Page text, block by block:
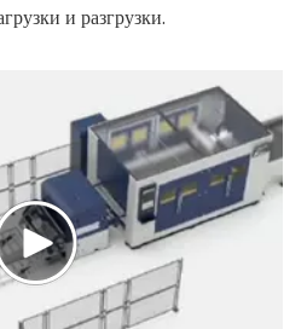
и разгрузки.